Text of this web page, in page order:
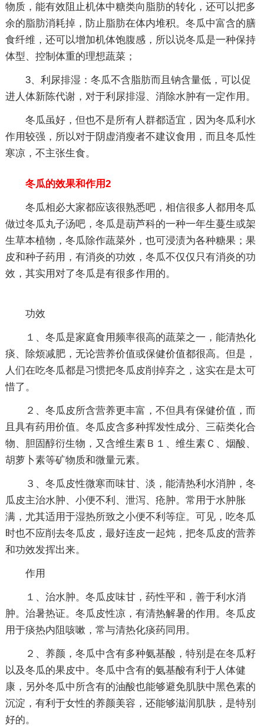
物质，能有效阻止机体中糖类向脂肪的转化，还可以把多
余的脂肪消耗掉，防止脂肪在体内堆积。冬瓜中富含的膳
食纤维，还可以增加机体饱腹感，所以说冬瓜是一种保持
体型、控制体重的理想蔬菜；
3、利尿排湿：冬瓜不含脂肪而且钠含量低，可以促
进人体新陈代谢，对于利尿排湿、消除水肿有一定作用。
冬瓜虽好，但也不是所有人群都适宜，因为冬瓜利水
作用较强，所以对于阴虚消瘦者不建议食用，而且冬瓜性
寒凉，不主张生食。
冬瓜的效果和作用2
冬瓜相必大家都应该很熟悉吧，相信很多人都用冬瓜
做过冬瓜丸子汤吧，冬瓜是葫芦科的一种一年生蔓生或架
生草本植物，冬瓜除作蔬菜外，也可浸渍为各种糖果；果
皮和种子药用，有消炎的功效，冬瓜不仅仅只有消炎的功
效，其实用对了冬瓜是有很多作用的。
功效
１、冬瓜是家庭食用频率很高的蔬菜之一，能清热化
痰、除烦减肥，无论营养价值或保健价值都很高。但是，
人们在吃冬瓜都是习惯把冬瓜皮削掉弃之，这实在是太可
惜了。
２、冬瓜皮所含营养更丰富，不但具有保健价值，而
且具有药用价值。冬瓜皮含多种挥发性成分、三萜类化合
物、胆固醇衍生物，又含维生素Ｂ１、维生素Ｃ、烟酸、
胡萝卜素等矿物质和微量元素。
３、冬瓜皮性微寒而味甘、淡，能清热利水消肿，冬
瓜皮主治水肿、小便不利、泄泻、疮肿。常用于水肿胀
满，尤其适用于湿热所致之小便不利等症。可见，吃冬瓜
时也不应削去冬瓜皮，最好连皮一起炖，把冬瓜皮的营养
和功效发挥出来。
作用
１、治水肿。冬瓜皮味甘，药性平和，善于利水消
肿。治暑热证。冬瓜皮性凉，有清热解暑的作用。冬瓜皮
用于痰热内阻咳嗽，常与清热化痰药同用。
２、养颜，冬瓜中含有多种氨基酸，特别是在冬瓜籽
以及冬瓜的果皮中。冬瓜中含有的氨基酸有利于人体健
康，另外冬瓜中所含有的油酸也能够避免肌肤中黑色素的
沉淀，有利于女性的养颜美容，还能够滋润肌肤，是特别
好的。